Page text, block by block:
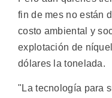
fin de mes no están
costo ambiental y
explotación de
dólares la tonelada.
"La tecnología para